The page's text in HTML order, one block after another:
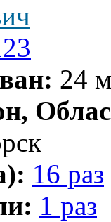
24
16 раз
1 раз